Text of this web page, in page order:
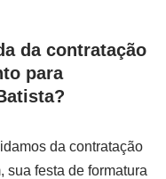
da contratação
para
da contratação
sua festa de formatura